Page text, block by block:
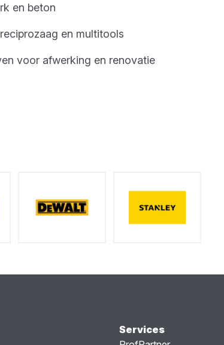
en beton
en multitools
voor afwerking en renovatie
Services